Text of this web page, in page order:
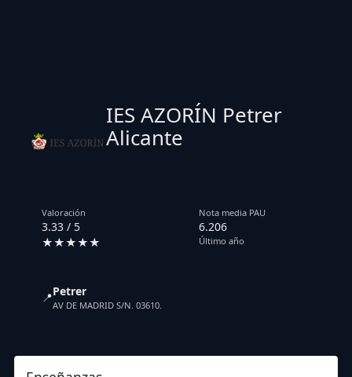
IES AZORÍN Petrer
Alicante
Valoración
3.33 / 5
★★★★★
Nota media PAU
6.206
Último año
📍Petrer
AV DE MADRID S/N. 03610.